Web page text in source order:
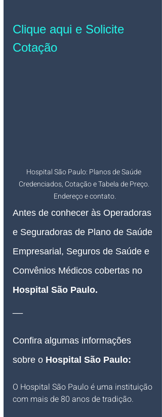
Clique aqui e Solicite
Cotação
Hospital São Paulo: Planos de Saúde
Credenciados, Cotação e Tabela de Preço.
Endereço e contato.
Antes de conhecer às Operadoras
e Seguradoras de Plano de Saúde
Empresarial, Seguros de Saúde e
Convênios Médicos cobertas no
Hospital São Paulo.
Confira algumas informações
sobre o Hospital São Paulo:
O Hospital São Paulo é uma instituição
com mais de 80 anos de tradição.